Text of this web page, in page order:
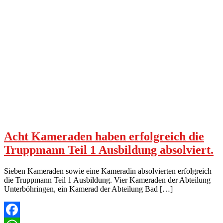
Acht Kameraden haben erfolgreich die
Truppmann Teil 1 Ausbildung absolviert.
Sieben Kameraden sowie eine Kameradin absolvierten erfolgreich
die Truppmann Teil 1 Ausbildung. Vier Kameraden der Abteilung
Unterböhringen, ein Kamerad der Abteilung Bad […]